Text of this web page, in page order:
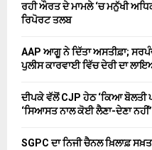
ਰਹੀ ਔਰਤ ਦੇ ਮਾਮਲੇ ‘ਚ ਮਨੁੱਖੀ
ਰਿਪੋਰਟ ਤਲਬ
AAP ਆਗੂ ਨੇ ਦਿੱਤਾ ਅਸਤੀਫ਼ਾ;
ਪੁਲੀਸ ਕਾਰਵਾਈ ਵਿੱਚ ਦੇਰੀ ਦਾ
ਦੀਪਕੇ ਵੱਲੋਂ CJP ਹੇਠ ‘ਕਿਆ ਬੋਲਤੀ
‘ਸਿਆਸਤ ਨਾਲ ਕੋਈ ਲੈਣਾ-ਦੇਣਾ ਨਹੀਂ’
SGPC ਦਾ ਨਿਜੀ ਚੈਨਲ ਖ਼ਿਲਾਫ਼